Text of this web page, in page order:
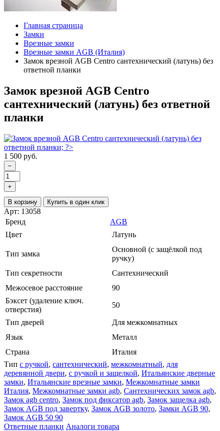
Главная страница
Замки
Врезные замки
Врезные замки AGB (Италия)
Замок врезной AGB Centro сантехнический (латунь) без
ответной планки
Замок врезной AGB Centro
сантехнический (латунь) без ответной
планки
1 500 руб.
−
+
В корзину Купить в один клик
Арт: 13058
Бренд
AGB
Цвет
Латунь
Тип замка
Основной (с защёлкой под
ручку)
Тип секретности
Сантехнический
Межосевое расстояние
90
Бэксет (удаление ключ.
отверстия)
50
Тип дверей
Для межкомнатных
Язык
Металл
Страна
Италия
Тип с ручкой, сантехнический, межкомнатный, для
деревянной двери, с ручкой и защелкой, Итальянские дверные
замки, Итальянские врезные замки, Межкомнатные замки
Италия, Межкомнатные замки agb, Сантехнических замок agb,
Замок agb centro, Замок под фиксатор agb, Замок защелка agb,
Замок AGB под завертку, Замок AGB золото, Замки AGB 90,
Замок AGB 50 90
Ответные планки Аналоги товара